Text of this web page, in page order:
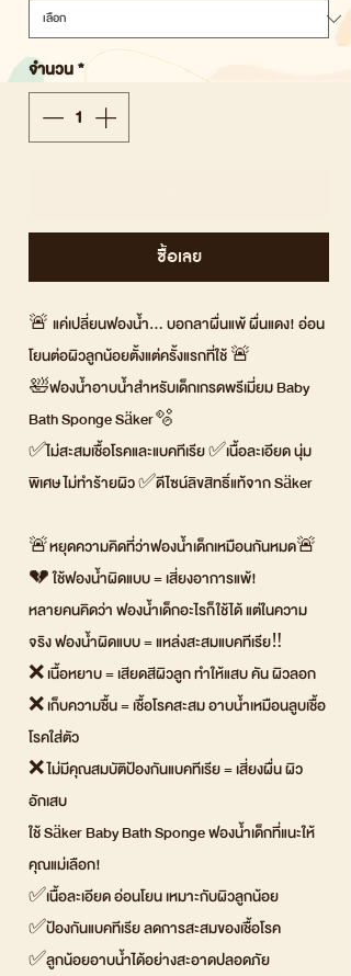
จำนวน*
ซื้อเลย
🚨 แค่เปลี่ยนฟองน้ำ... บอกลาผื่นแพ้ ผื่นแดง! อ่อน
โยนต่อผิวลูกน้อยตั้งแต่ครั้งแรกที่ใช้ 🚨
🛀ฟองน้ำอาบน้ำสำหรับเด็กเกรดพรีเมี่ยม Baby
Bath Sponge Säker🫧
✅ไม่สะสมเชื้อโรคและแบคทีเรีย ✅เนื้อละเอียด นุ่ม
พิเศษ ไม่ทำร้ายผิว ✅ดีไซน์ลิขสิทธิ์แท้จาก Säker
🚨หยุดความคิดที่ว่าฟองน้ำเด็กเหมือนกันหมด🚨
💔 ใช้ฟองน้ำผิดแบบ = เสี่ยงอาการแพ้!
หลายคนคิดว่า ฟองน้ำเด็กอะไรก็ใช้ได้ แต่ในความ
จริง ฟองน้ำผิดแบบ = แหล่งสะสมแบคทีเรีย‼️
❌ เนื้อหยาบ = เสียดสีผิวลูก ทำให้แสบ คัน ผิวลอก
❌ เก็บความชื้น = เชื้อโรคสะสม อาบน้ำเหมือนลูบเชื้อ
โรคใส่ตัว
❌ ไม่มีคุณสมบัติป้องกันแบคทีเรีย = เสี่ยงผื่น ผิว
อักเสบ
ใช้ Säker Baby Bath Sponge ฟองน้ำเด็กที่แนะให้
คุณแม่เลือก!
✅เนื้อละเอียด อ่อนโยน เหมาะกับผิวลูกน้อย
✅ป้องกันแบคทีเรีย ลดการสะสมของเชื้อโรค
✅ลูกน้อยอาบน้ำได้อย่างสะอาดปลอดภัย